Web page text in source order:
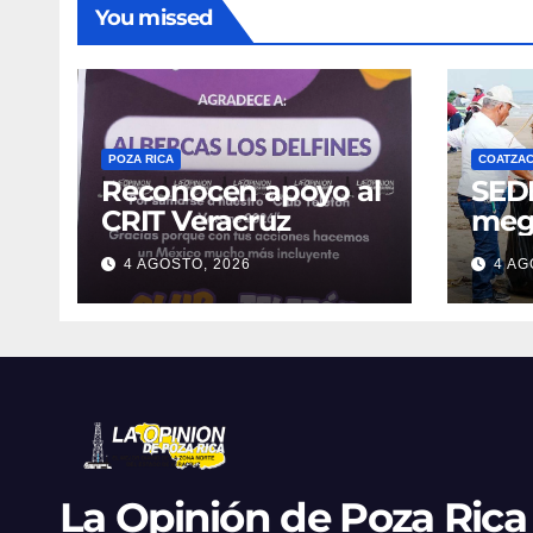
You missed
POZA RICA
Reconocen apoyo al
CRIT Veracruz
4 AGOSTO, 2026 4
La Opinión de Poza Rica